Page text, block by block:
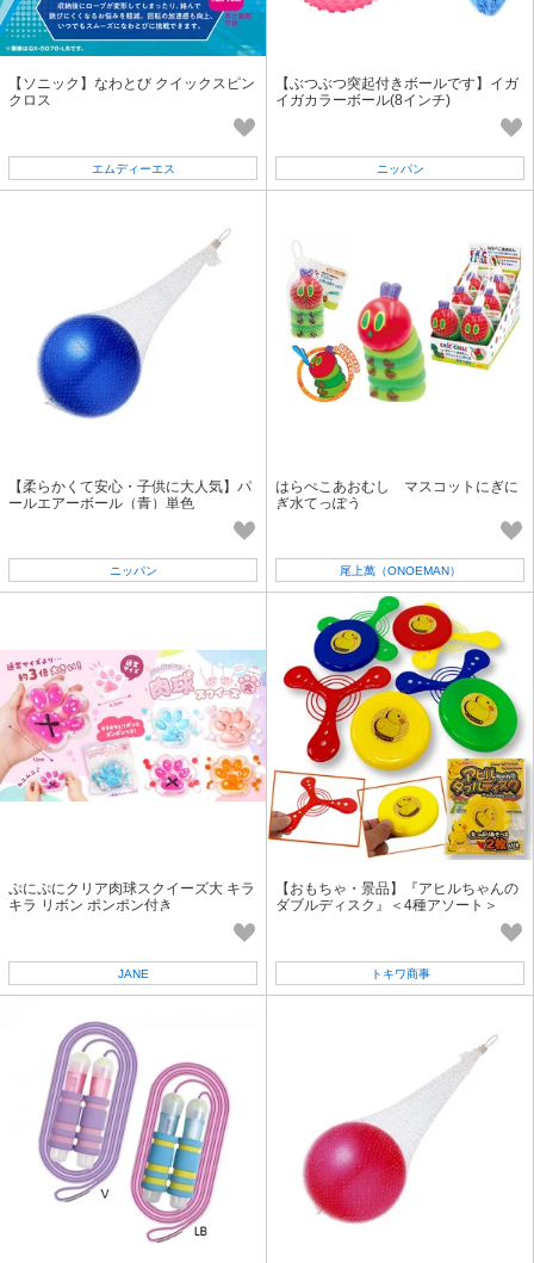
【ソニック】なわとび クイックスピン
クロス
エムディーエス
【ぶつぶつ突起付きボールです】イガ
イガカラーボール(8インチ)
ニッパン
【柔らかくて安心・子供に大人気】パ
ールエアーボール（青）単色
ニッパン
はらぺこあおむし マスコットにぎに
ぎ水てっぽう
尾上萬（ONOEMAN）
ぷにぷにクリア肉球スクイーズ大 キラ
キラ リボン ポンポン付き
JANE
【おもちゃ・景品】『アヒルちゃんの
ダブルディスク』＜4種アソート＞
トキワ商事